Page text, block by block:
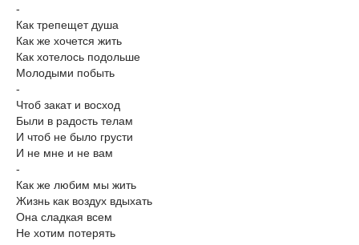
-
Как трепещет душа
Как же хочется жить
Как хотелось подольше
Молодыми побыть
-
Чтоб закат и восход
Были в радость телам
И чтоб не было грусти
И не мне и не вам
-
Как же любим мы жить
Жизнь как воздух вдыхать
Она сладкая всем
Не хотим потерять